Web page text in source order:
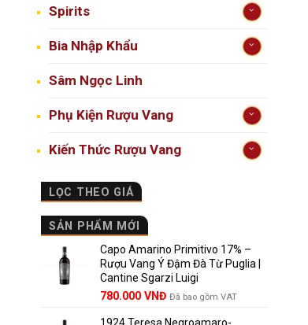
Spirits
Bia Nhập Khẩu
Sâm Ngọc Linh
Phụ Kiện Rượu Vang
Kiến Thức Rượu Vang
LỌC THEO GIÁ
SẢN PHẨM MỚI
Capo Amarino Primitivo 17% –
Rượu Vang Ý Đậm Đà Từ Puglia |
Cantine Sgarzi Luigi
Giá
780.000 VNĐGiá
Đã bao gồm VAT